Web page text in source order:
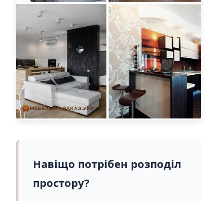
Навіщо потрібен розподіл
простору?